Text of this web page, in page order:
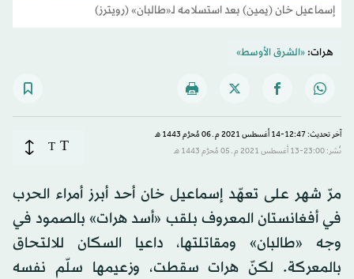
إسماعيل خان (يمين) بعد استسلامه لـ«طالبان» (رويترز)
هرات:«الشرق الأوسط»
آخر تحديث: 12:47-14 أغسطس 2021 م ـ 06 مُحرَّم 1443 هـ
نُشر: 23:00-13 أغسطس 2021 م ـ 05 مُحرَّم 1443 هـ
T
T
مرّ شهر على تعهّد إسماعيل خان أحد أبرز أمراء الحرب
في أفغانستان المعروف بلقب «أسد هرات» بالصمود في
وجه «طالبان» ومقاتلتها، داعيا السكان للالتحاق
بالمعركة. لكنّ هرات سقطت، وزعيمها سلّم نفسه